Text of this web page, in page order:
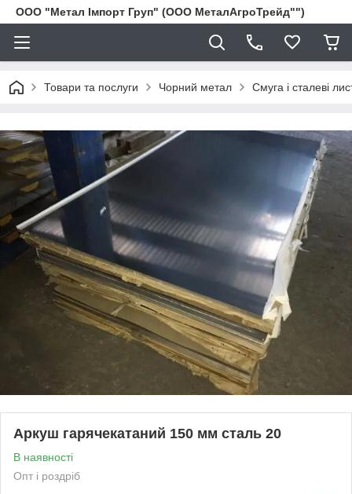
ООО "Метал Імпорт Груп" (ООО МеталАгроТрейд"")
Товари та послуги Чорний метал Смуга і сталеві
Аркуш гарячекатаний 150 мм сталь 20
В наявності
Опт і роздріб